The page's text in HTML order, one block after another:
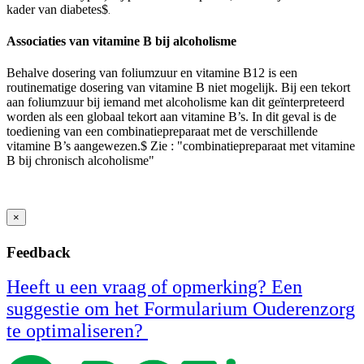
kader van diabetes$
Associaties van vitamine B bij alcoholisme
Behalve dosering van foliumzuur en vitamine B12 is een
routinematige dosering van vitamine B niet mogelijk. Bij een tekort
aan foliumzuur bij iemand met alcoholisme kan dit geïnterpreteerd
worden als een globaal tekort aan vitamine B’s. In dit geval is de
toediening van een combinatiepreparaat met de verschillende
vitamine B’s aangewezen​​​​.$ ​​​ Zie : "combinatiepreparaat met vitamine
B bij chronisch alcoholisme"
×
Feedback
Heeft u een vraag of opmerking? Een
suggestie om het Formularium Ouderenzorg
te optimaliseren?